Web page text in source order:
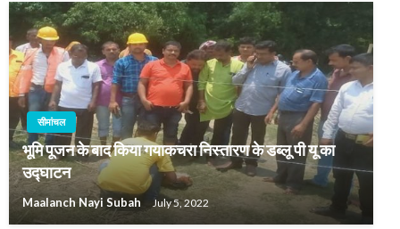
सीमांचल
भूमि पूजन के बाद किया गयाकचरा निस्तारण के डब्लू पी यू का
उद्घाटन
Maalanch Nayi Subah July 5, 2022